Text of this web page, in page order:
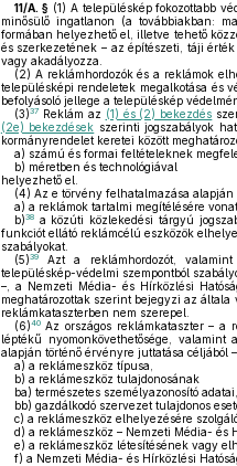
11/A. §(1) A településkép fokozottabb
minősülő ingatlanon (a továbbiakban:
formában helyezhető el, illetve tehető
és szerkezetének – az építészeti, táji
vagy akadályozza.
(2) A reklámhordozók és a reklámok
településképi rendeletek megalkotása és
befolyásoló jellege a településkép
(3)37Reklám az (1) és (2) bekezdés
(2e) bekezdések szerinti jogszabályok
kormányrendelet keretei között
a) számú és formai feltételeknek
b) méretben és technológiával
helyezhető el.
(4) Az e törvény felhatalmazása
a) a reklámok tartalmi megítélésére
b)38a közúti közlekedési tárgyú
funkciót ellátó reklámcélú eszközök
szabályokat.
(5)39Azt a reklámhordozót, valamint
településkép-védelmi szempontból
–, a Nemzeti Média- és Hírközlési
meghatározottak szerint bejegyzi az általa
reklámkataszterben nem szerepel.
(6)40Az országos reklámkataszter – a
léptékű nyomonkövethetősége, valamint
alapján történő érvényre juttatása céljából
a) a reklámeszköz típusa,
b) a reklámeszköz tulajdonosának
ba) természetes személyazonosító
bb) gazdálkodó szervezet tulajdonos
c) a reklámeszköz elhelyezésére
d) a reklámeszköz – Nemzeti Média- és
e) a reklámeszköz létesítésének vagy
f) a Nemzeti Média- és Hírközlési